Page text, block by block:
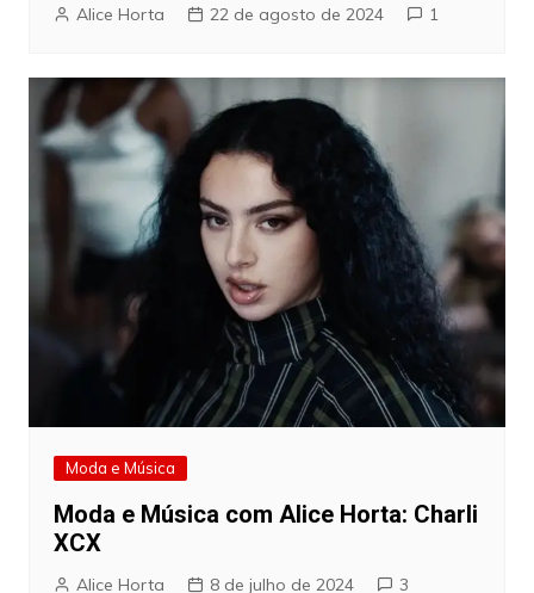
Alice Horta 22 de agosto de 2024 1
Moda e Música
Moda e Música com Alice Horta: Charli
XCX
Alice Horta 8 de julho de 2024 3